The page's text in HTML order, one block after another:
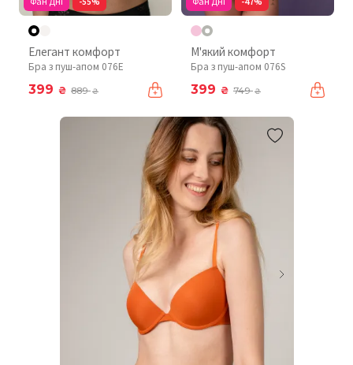
Елегант комфорт
Бра з пуш-апом 076Е
399 ₴ 889₴
М'який комфорт
Бра з пуш-апом 076S
399 ₴ 749₴